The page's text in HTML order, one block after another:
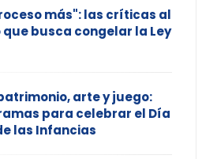
más": las críticas al
busca congelar la Ley
arte y juego:
para celebrar el Día
las Infancias